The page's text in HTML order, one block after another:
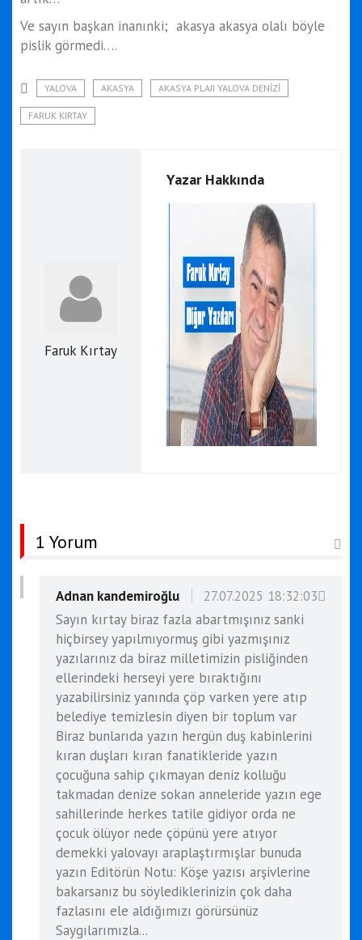
Ve sayın başkan inanınki; akasya akasya olalı böyle
pislik görmedi….
YALOVA AKASYA AKASYA PLAJI YALOVA DENIZI
FARUK KIRTAY
Faruk Kırtay
Yazar Hakkında
1 Yorum
Adnan kandemiroğlu
27.07.2025 18:32:03
Sayın kırtay biraz fazla abartmışınız sanki
hiçbirsey yapılmıyormuş gibi yazmışınız
yazılarınız da biraz milletimizin pisliğinden
ellerindeki herseyi yere bıraktığını
yazabilirsiniz yanında çöp varken yere atıp
belediye temizlesin diyen bir toplum var
Biraz bunlarıda yazın hergün duş kabinlerini
kıran duşları kıran fanatikleride yazın
çocuğuna sahip çıkmayan deniz kolluğu
takmadan denize sokan anneleride yazın ege
sahillerinde herkes tatile gidiyor orda ne
çocuk ölüyor nede çöpünü yere atıyor
demekki yalovayı araplaştırmışlar bunuda
yazın Editörün Notu: Köşe yazısı arşivlerine
bakarsanız bu söylediklerinizin çok daha
fazlasını ele aldığımızı görürsünüz
Saygılarımızla...